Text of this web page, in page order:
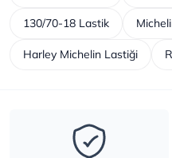
130/70-18 Lastik
Harley Michelin Lastiği